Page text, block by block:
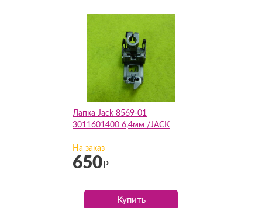
Лапка Jack 8569-01
3011601400 6,4мм /JACK
На заказ
650Р
Купить